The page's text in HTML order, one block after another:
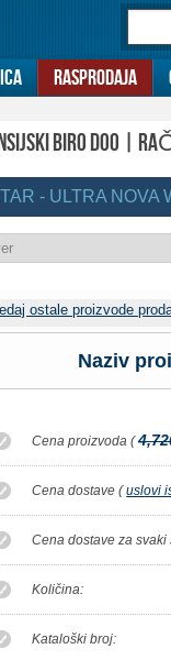
Rasprodaja
BIRO DOO |
- ULTRA NOVA
ostale proizvode
Naziv
Cena proizvoda (
Cena dostave (uslovi
Cena dostave za
Količina:
Kataloški broj: